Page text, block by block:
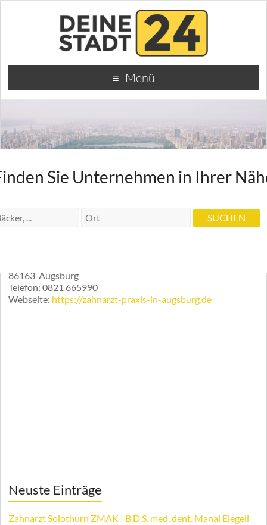
Menü
Sie Unternehmen in Ihrer
86163 Augsburg
Telefon:0821 665990
Webseite: https://zahnarzt-praxis-in-augsburg.de
Neuste Einträge
Zahnarzt Solothurn ZMAK | B.D.S. med. dent. Manal Elegeli